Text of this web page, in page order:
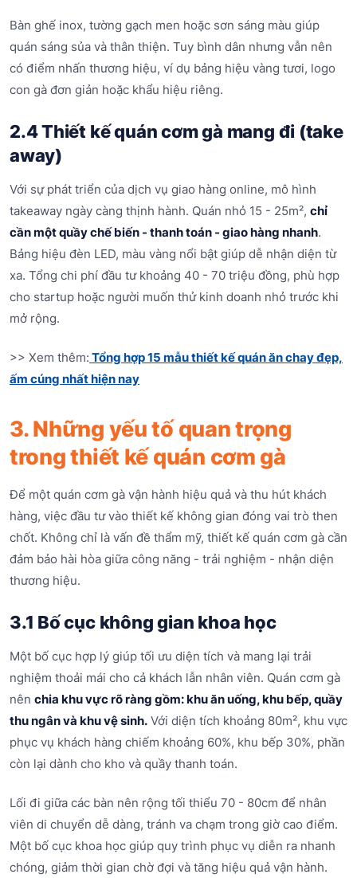
Bàn ghế inox, tường gạch men hoặc sơn sáng màu giúp
quán sáng sủa và thân thiện. Tuy bình dân nhưng vẫn nên
có điểm nhấn thương hiệu, ví dụ bảng hiệu vàng tươi, logo
con gà đơn giản hoặc khẩu hiệu riêng.
2.4 Thiết kế quán cơm gà mang đi (take
away)
Với sự phát triển của dịch vụ giao hàng online, mô hình
takeaway ngày càng thịnh hành. Quán nhỏ 15 - 25m², chỉ
cần một quầy chế biến - thanh toán - giao hàng nhanh.
Bảng hiệu đèn LED, màu vàng nổi bật giúp dễ nhận diện từ
xa. Tổng chi phí đầu tư khoảng 40 - 70 triệu đồng, phù hợp
cho startup hoặc người muốn thử kinh doanh nhỏ trước khi
mở rộng.
>> Xem thêm: Tổng hợp 15 mẫu thiết kế quán ăn chay đẹp,
ấm cúng nhất hiện nay
3. Những yếu tố quan trọng
trong thiết kế quán cơm gà
Để một quán cơm gà vận hành hiệu quả và thu hút khách
hàng, việc đầu tư vào thiết kế không gian đóng vai trò then
chốt. Không chỉ là vấn đề thẩm mỹ, thiết kế quán cơm gà cần
đảm bảo hài hòa giữa công năng - trải nghiệm - nhận diện
thương hiệu.
3.1 Bố cục không gian khoa học
Một bố cục hợp lý giúp tối ưu diện tích và mang lại trải
nghiệm thoải mái cho cả khách lẫn nhân viên. Quán cơm gà
nên chia khu vực rõ ràng gồm: khu ăn uống, khu bếp, quầy
thu ngân và khu vệ sinh. Với diện tích khoảng 80m², khu vực
phục vụ khách hàng chiếm khoảng 60%, khu bếp 30%, phần
còn lại dành cho kho và quầy thanh toán.
Lối đi giữa các bàn nên rộng tối thiểu 70 - 80cm để nhân
viên di chuyển dễ dàng, tránh va chạm trong giờ cao điểm.
Một bố cục khoa học giúp quy trình phục vụ diễn ra nhanh
chóng, giảm thời gian chờ đợi và tăng hiệu quả vận hành.